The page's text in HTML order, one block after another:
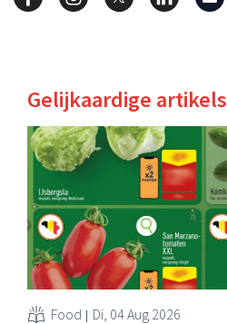
Gelijkaardige artikels
Food Di, 04 Aug 2026